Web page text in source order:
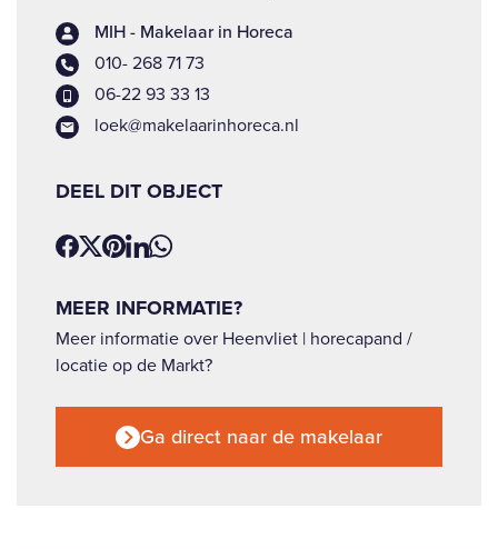
MIH - Makelaar in Horeca
010- 268 71 73
06-22 93 33 13
loek@makelaarinhoreca.nl
DEEL DIT OBJECT
MEER INFORMATIE?
Meer informatie over Heenvliet | horecapand /
locatie op de Markt?
Ga direct naar de makelaar